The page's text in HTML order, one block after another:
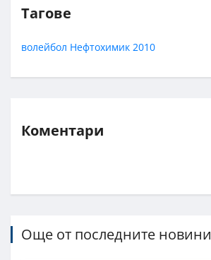
Тагове
волейбол Нефтохимик 2010
Коментари
Още от последните новини